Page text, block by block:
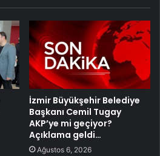
İzmir Büyükşehir Belediye
Başkanı Cemil Tugay
AKP’ye mi geçiyor?
Açıklama geldi…
Ağustos 6, 2026